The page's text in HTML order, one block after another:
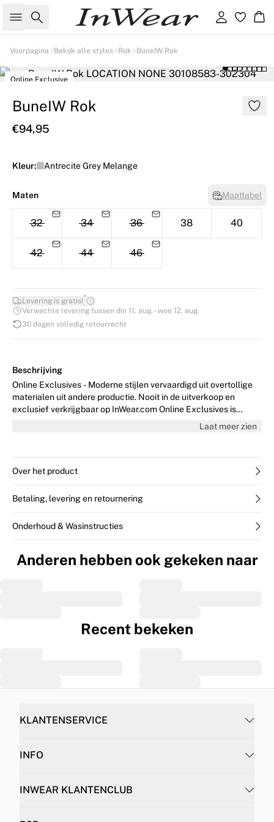
Zoeken Inloggen
Voorpagina Bekijk alle styles Rok BuneIW Rok
Online Exclusive
BuneIW Rok
€94,95
Kleur: Antrecite Grey Melange
Maten Maattabel
32 34 36 38 40
42 44 46
Levering is gratis!*
Verwachte levering tussen din 11. aug. - woe 12. aug.
30 dagen volledig retourrecht
Beschrijving
Online Exclusives - Moderne stijlen vervaardigd uit overtollige
materialen uit andere productie. Nooit in de uitverkoop en
exclusief verkrijgbaar op InWear.com Online Exclusives is
gebaseerd op kernwaarden van het ontwerp en bestaat uit
Laat meer zien
Over het product
Betaling, levering en retournering
Onderhoud & Wasinstructies
Anderen hebben ook gekeken naar
Recent bekeken
KLANTENSERVICE
INFO
INWEAR KLANTENCLUB